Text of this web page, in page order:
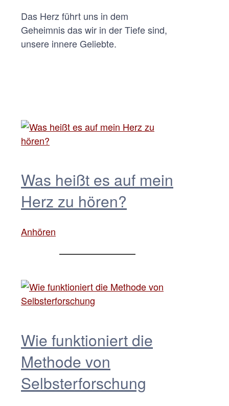
Das Herz führt uns in dem
Geheimnis das wir in der Tiefe sind,
unsere innere Geliebte.
Was heißt es auf mein
Herz zu hören?
Anhören
Wie funktioniert die
Methode von
Selbsterforschung